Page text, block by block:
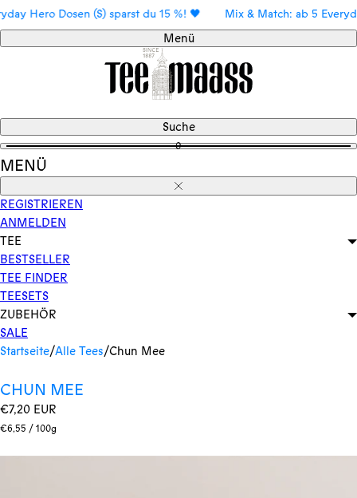
Direkt
zum
Inhalt
Dosen (S) sparst du 15 %! 🖤 Mix & Match: ab 5 Everyday
Menü
Suche
0
MENÜ
Schließen
REGISTRIEREN
ANMELDEN
TEE
BESTSELLER
TEE FINDER
TEESETS
ZUBEHÖR
SALE
Startseite/Alle Tees/Chun Mee
CHUN MEE
Regulärer
Preis
€7,20 EUR
Stückpreis
€6,55 /pro
100g